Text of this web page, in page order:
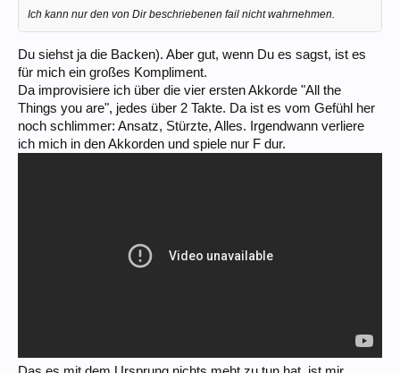
Ich kann nur den von Dir beschriebenen fail nicht wahrnehmen.
Du siehst ja die Backen). Aber gut, wenn Du es sagst, ist es
für mich ein großes Kompliment.
Da improvisiere ich über die vier ersten Akkorde "All the
Things you are", jedes über 2 Takte. Da ist es vom Gefühl her
noch schlimmer: Ansatz, Stürzte, Alles. Irgendwann verliere
ich mich in den Akkorden und spiele nur F dur.